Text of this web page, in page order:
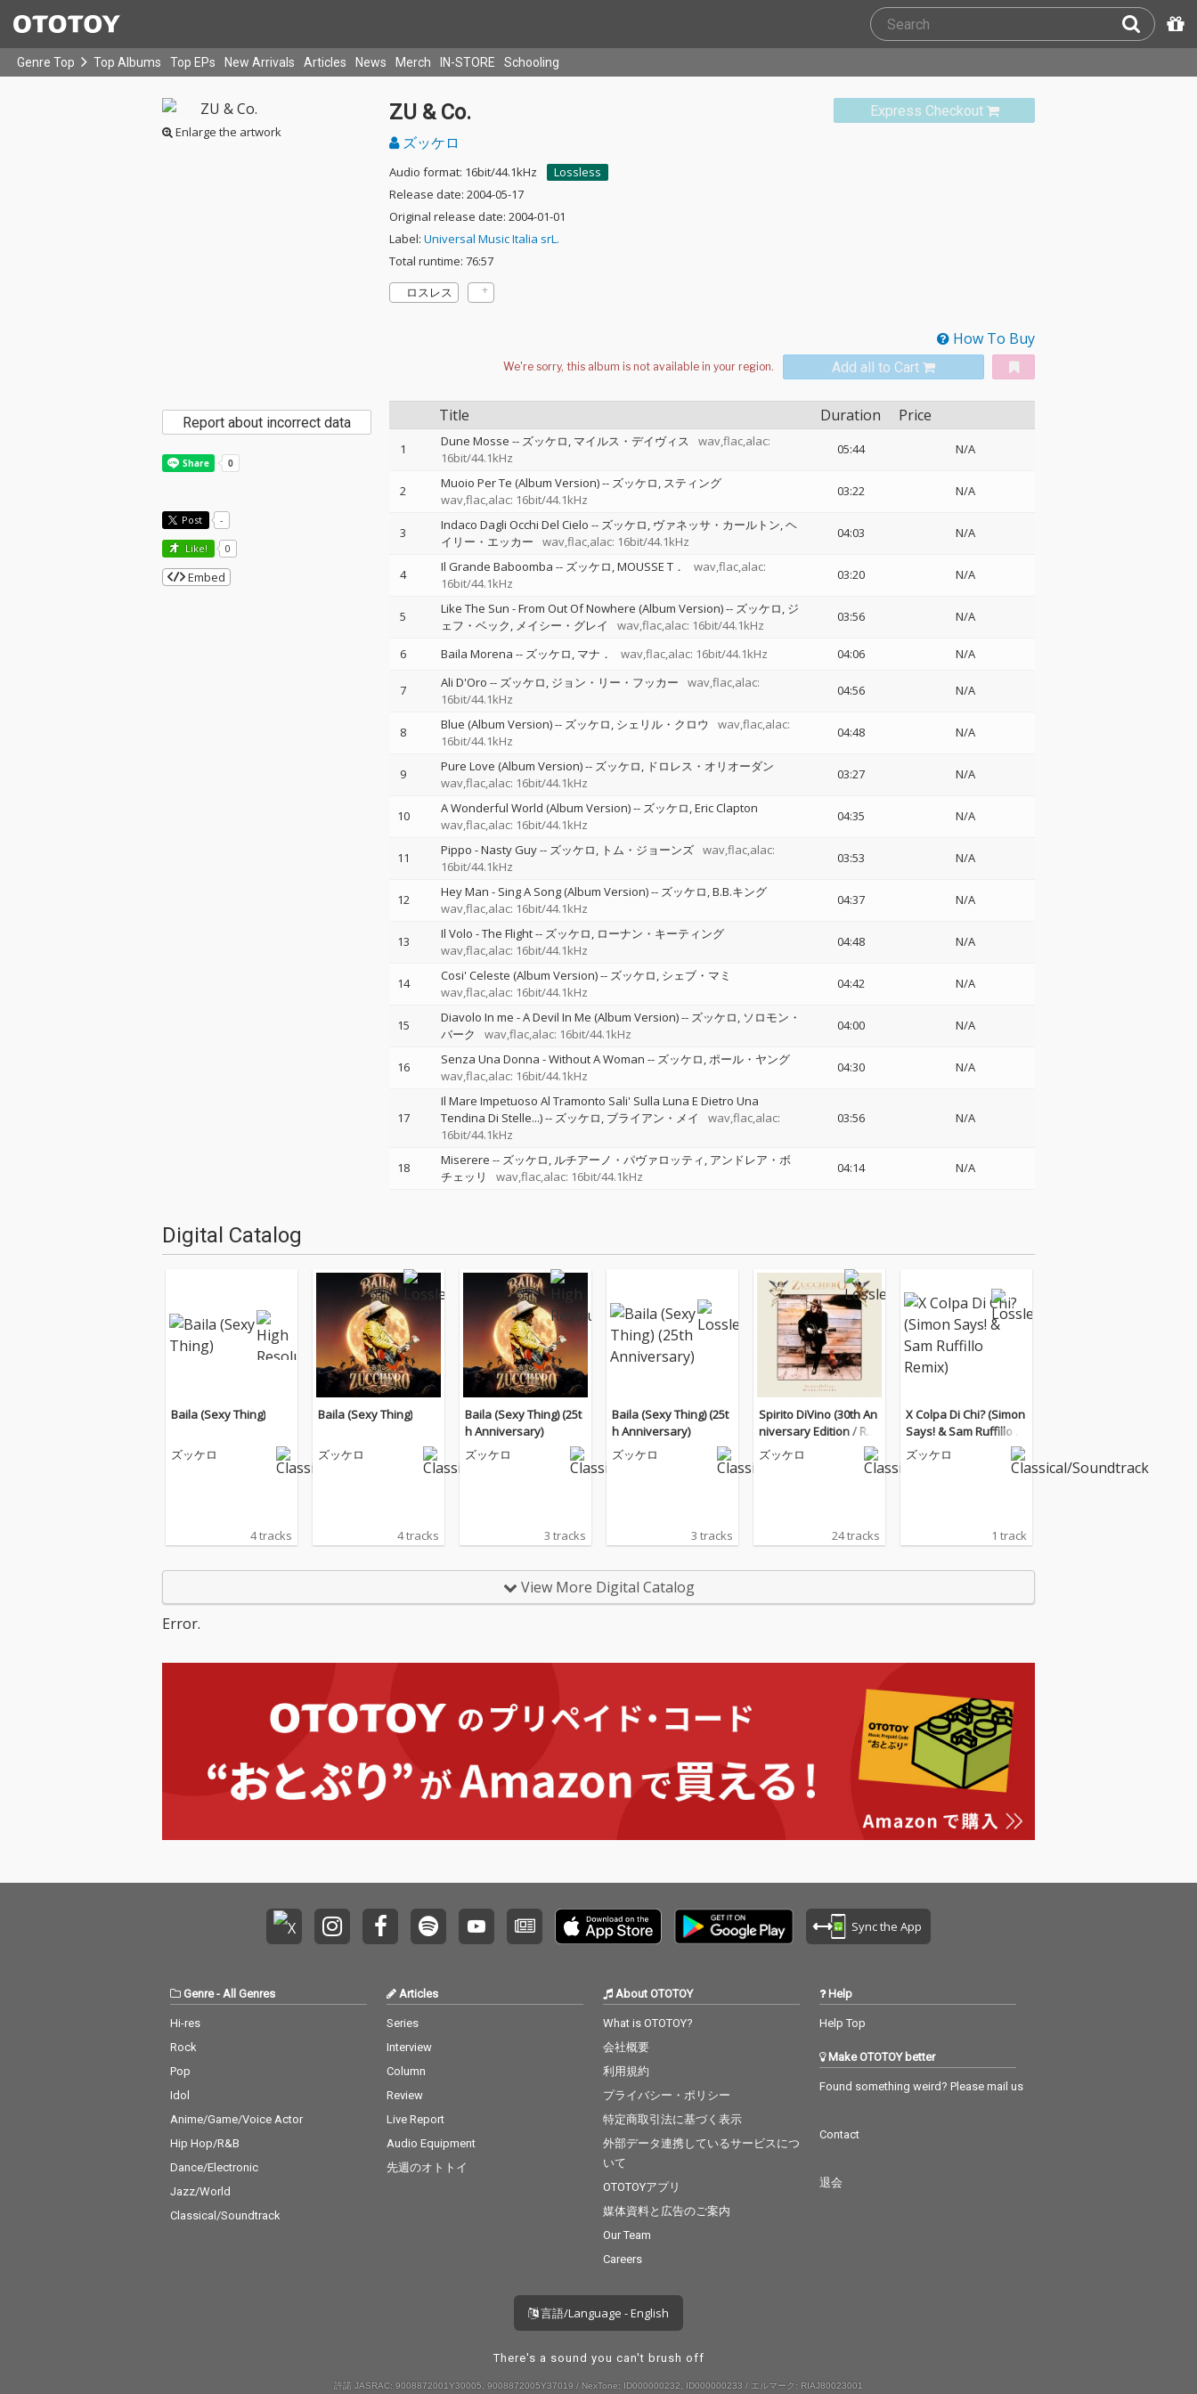
Genre Top Top Albums Top EPs New Arrivals Articles News Merch IN-STORE Schooling
Enlarge the artwork
Express Checkout
ZU & Co.
ズッケロ
Audio format: 16bit/44.1kHz
Lossless
Release date: 2004-05-17
Original release date: 2004-01-01
Label: Universal Music Italia srL.
Total runtime: 76:57
ロスレス
How To Buy
Add all to Cart
Title Duration Price
1 Dune Mosse -- ズッケロ マイルス・デイヴィス
wav,flac,alac:
16bit/44.1kHz
05:44 N/A
2 Muoio Per Te (Album Version)-- ズッケロ スティング
wav,flac,alac: 16bit/44.1kHz
03:22 N/A
3 Indaco Dagli Occhi Del Cielo -- ズッケロ ヴァネッサ・カールトン ヘ
イリー・エッカー
wav,flac,alac: 16bit/44.1kHz
04:03 N/A
4 Il Grande Baboomba -- ズッケロ MOUSSE T．
wav,flac,alac:
16bit/44.1kHz
03:20 N/A
5 Like The Sun - From Out Of Nowhere (Album Version)-- ズッケロ ジ
ェフ・ベック メイシー・グレイ wav,flac,alac: 16bit/44.1kHz
03:56 N/A
6 Baila Morena -- ズッケロ マナ． wav,flac,alac: 16bit/44.1kHz 04:06 N/A
7 Ali D'Oro -- ズッケロ ジョン・リー・フッカー
wav,flac,alac:
16bit/44.1kHz
04:56 N/A
8 Blue (Album Version)-- ズッケロ シェリル・クロウ
wav,flac,alac:
16bit/44.1kHz
04:48 N/A
9 Pure Love (Album Version)-- ズッケロ
ドロレス・オリオーダン
wav,flac,alac: 16bit/44.1kHz
03:27 N/A
10 A Wonderful World (Album Version)-- ズッケロ Eric Clapton
wav,flac,alac: 16bit/44.1kHz
04:35 N/A
11 Pippo - Nasty Guy-- ズッケロ トム・ジョーンズ wav,flac,alac:
16bit/44.1kHz
03:53 N/A
12 Hey Man - Sing A Song (Album Version)-- ズッケロ B.B.キング
wav,flac,alac: 16bit/44.1kHz
04:37 N/A
13 Il Volo - The Flight-- ズッケロ ローナン・キーティング
wav,flac,alac: 16bit/44.1kHz
04:48 N/A
14 Cosi' Celeste (Album Version)-- ズッケロ シェブ・マミ
wav,flac,alac: 16bit/44.1kHz
04:42 N/A
15 Diavolo In me - A Devil In Me (Album Version)-- ズッケロ ソロモン・
バーク
wav,flac,alac: 16bit/44.1kHz
04:00 N/A
16 Senza Una Donna - Without A Woman -- ズッケロ ポール・ヤング
wav,flac,alac: 16bit/44.1kHz
04:30 N/A
17
Il Mare Impetuoso Al Tramonto Sali' Sulla Luna E Dietro Una
Tendina Di Stelle...)-- ズッケロ ブライアン・メイ
wav,flac,alac:
16bit/44.1kHz
03:56 N/A
18 Miserere -- ズッケロ ルチアーノ・パヴァロッティ アンドレア・ボ
チェッリ
wav,flac,alac: 16bit/44.1kHz
04:14 N/A
Report about incorrect data
Post -
Like! 0
Embed
Digital Catalog
Baila (Sexy Thing)
ズッケロ
4 tracks
Baila (Sexy Thing)
ズッケロ
4 tracks
Baila (Sexy Thing) (25t
h Anniversary)
ズッケロ
3 tracks
Baila (Sexy Thing) (25t
h Anniversary)
ズッケロ
3 tracks
Spirito DiVino (30th An
niversary Edition / Re
mastered 2025)
ズッケロ
24 tracks
X Colpa Di Chi? (Simon
Says! & Sam Ruffillo R
emix)
ズッケロ
1 track
View More Digital Catalog
Error.
Sync the App
Genre- All Genres
Hi-res
Rock
Pop
Idol
Anime/Game/Voice Actor
Hip Hop/R&B
Dance/Electronic
Jazz/World
Classical/Soundtrack
Articles
Series
Interview
Column
Review
Live Report
Audio Equipment
先週のオトトイ
About OTOTOY
What is OTOTOY?
会社概要
利用規約
プライバシー・ポリシー
特定商取引法に基づく表示
外部データ連携しているサービスにつ
いて
OTOTOYアプリ
媒体資料と広告のご案内
Our Team
Careers
Help
Help Top
Make OTOTOY better
Found something weird? Please mail us
Contact
退会
言語/Language - English
There's a sound you can't brush off
許諾 JASRAC: 9008872001Y30005, 9008872005Y37019 / NexTone: ID000000232, ID000000233 / エルマーク: RIAJ80023001